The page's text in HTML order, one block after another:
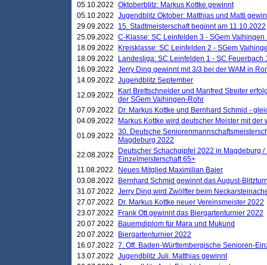
05.10.2022 Oktoberblitz: Markus Kottke gewinnt
05.10.2022 Jugendblitz Oktober: Matthias und Matti
29.09.2022
15. Stadtmeisterschaft beginnt am 11.10.2022
25.09.2022 C-Klasse: SC Leinfelden 3 - SGem Vaihingen
18.09.2022
Kreisklasse: SC Leinfelden 2 - SGem
18.09.2022
Landesliga: SC Leinfelden 1 - SC Feuerbach
16.09.2022 Jerry Ding gewinnt mit 3/3 bei der WAM in
14.09.2022 Jugendblitz September
12.09.2022
Karl Brettschneider und Manfred Streiter
der SGem Vaihingen-Rohr
07.09.2022
Dr. Markus Kottke und Bernhard Schmid -
04.09.2022
Markus Kottke wird deutscher Meister mit
01.09.2022 30. Deutsche
Magdeburg 2022
22.08.2022
Deutscher Schachgipfel 2022 in Magdeburg
Einzelmeisterschaft 65+
11.08.2022
Neues Mitglied Maximilian Baier
03.08.2022
Bernhard Schmid gewinnt das August-
31.07.2022 Jerry Ding wird Zwölfter beim
27.07.2022
Dr. Markus Kottke neuer Vereinsmeister 2022
23.07.2022
Frank Ott gewinnt das Biergartenturnier 2022
20.07.2022
Bauerndiplom für Mara und Mukund
20.07.2022
Biergartenturnier 2022
16.07.2022 7. Off. Baden-Württembergische Senioren-
13.07.2022 Jugendblitz Juli: Matthias gewinnt